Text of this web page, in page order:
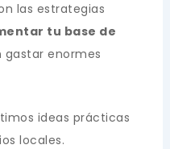
las estrategias
tu base de
gastar enormes
ideas prácticas
locales.